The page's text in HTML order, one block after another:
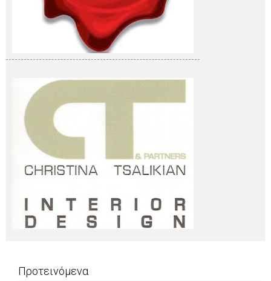
Προτεινόμενα